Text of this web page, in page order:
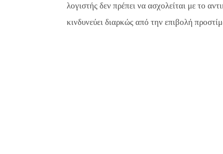
λογιστής δεν πρέπει να ασχολείται με το
κινδυνεύει διαρκώς από την επιβολή